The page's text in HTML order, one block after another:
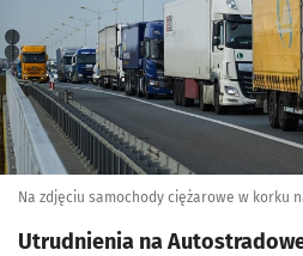
Na zdjęciu samochody ciężarowe w korku
Utrudnienia na